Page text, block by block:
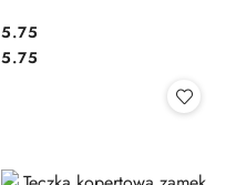
Cena:
5.75
Cena:
5.75